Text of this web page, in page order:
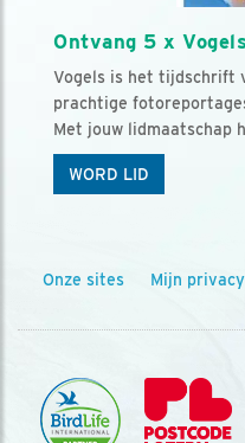
Ontvang 5 x
Vogels is het tijdschrift
prachtige
Met jouw lidmaatschap
WORD LID
Onze sites Mijn privacy